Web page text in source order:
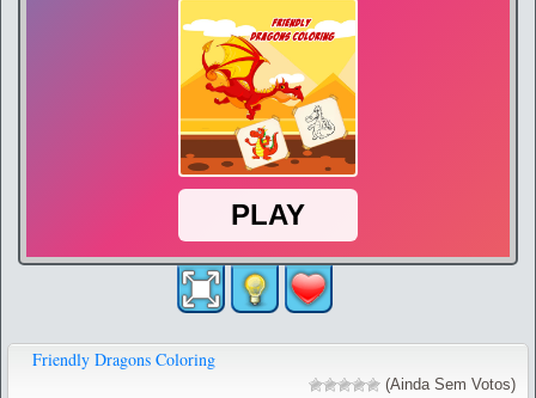
Friendly Dragons Coloring
(Ainda Sem Votos)